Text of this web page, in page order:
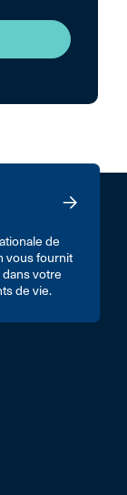
de
vous fournit
votre
de vie.